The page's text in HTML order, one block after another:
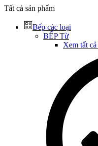
Tất cả sản phẩm
Bếp các loại
BẾP Từ
Xem tất cả